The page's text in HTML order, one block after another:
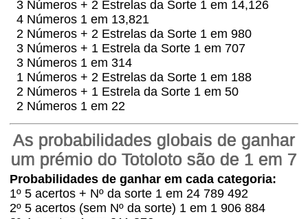
3 Números + 2 Estrelas da Sorte 1 em 14,126
4 Números 1 em 13,821
2 Números + 2 Estrelas da Sorte 1 em 980
3 Números + 1 Estrela da Sorte 1 em 707
3 Números 1 em 314
1 Números + 2 Estrelas da Sorte 1 em 188
2 Números + 1 Estrela da Sorte 1 em 50
2 Números 1 em 22
As probabilidades globais de ganhar
um prémio do Totoloto são de 1 em 7
Probabilidades de ganhar em cada categoria:
1º 5 acertos + Nº da sorte 1 em 24 789 492
2º 5 acertos (sem Nº da sorte) 1 em 1 906 884